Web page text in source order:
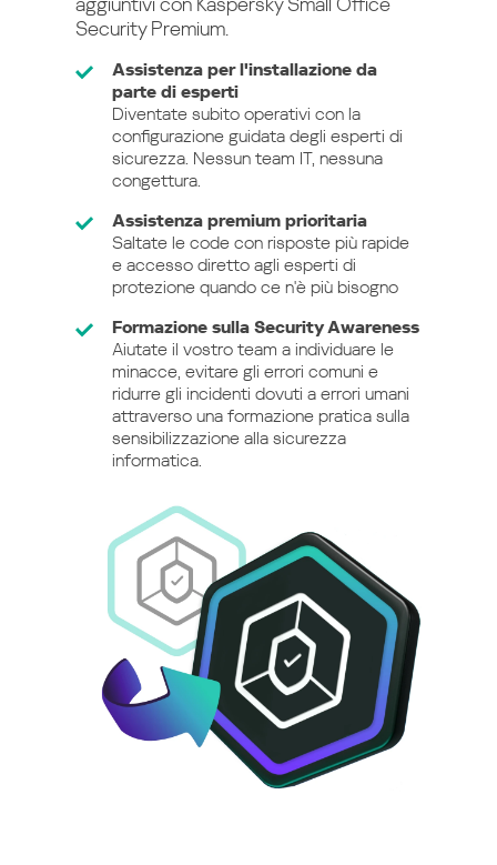
Security Premium.
Assistenza per l'installazione da
parte di esperti
Diventate subito operativi con la
configurazione guidata degli esperti di
sicurezza. Nessun team IT, nessuna
congettura.
Assistenza premium prioritaria
Saltate le code con risposte più rapide
e accesso diretto agli esperti di
protezione quando ce n'è più bisogno
Formazione sulla Security Awareness
Aiutate il vostro team a individuare le
minacce, evitare gli errori comuni e
ridurre gli incidenti dovuti a errori umani
attraverso una formazione pratica sulla
sensibilizzazione alla sicurezza
informatica.